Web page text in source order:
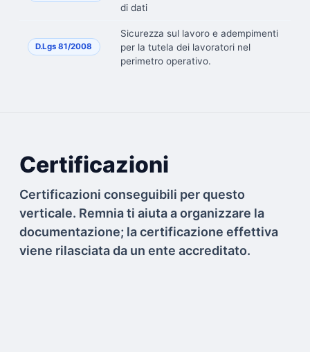
di dati
D.Lgs 81/2008
Sicurezza sul lavoro e adempimenti
per la tutela dei lavoratori nel
perimetro operativo.
Certificazioni
Certificazioni conseguibili per questo
verticale. Remnia ti aiuta a organizzare la
documentazione; la certificazione effettiva
viene rilasciata da un ente accreditato.